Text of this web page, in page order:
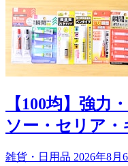
【100均】強力
ソー・セリア
雑貨・日用品 2026年8月